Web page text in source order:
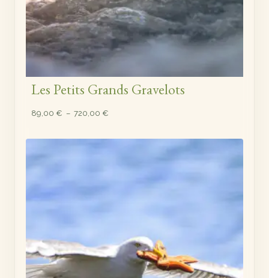
Les Petits Grands Gravelots
89,00 € – 720,00 €Plage
prix :